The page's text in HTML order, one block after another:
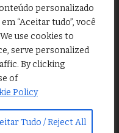
personalizado
“Aceitar tudo”, você
use cookies to
serve personalized
By clicking
of
Policy
Tudo / Reject All